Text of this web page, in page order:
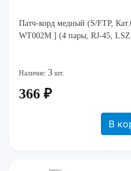
Патч-корд медный (S/FTP,
WT002M ] (4 пары, RJ-45,
Наличие: 3 шт.
366 ₽
В